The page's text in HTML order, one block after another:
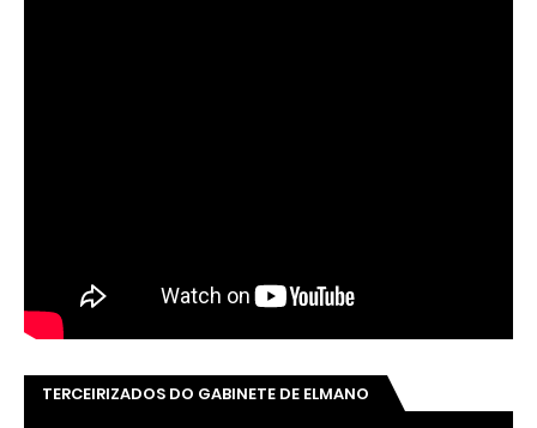
TERCEIRIZADOS DO GABINETE DE ELMANO